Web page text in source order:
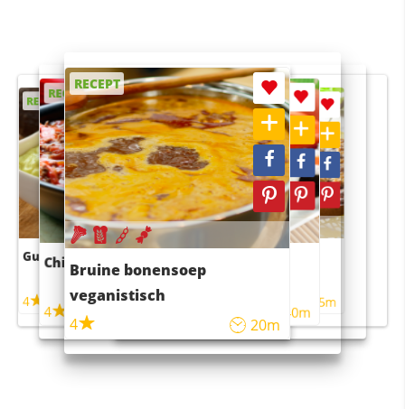
RECEPT
Guacamole
4
RECEPT
Chili con carne
4 45m
RECEPT
Bruine bonensoep
veganistisch
4
20m
RECEPT
Sushi rijstsalade
maaltijdsalade
40m
RECEPT
4 55m